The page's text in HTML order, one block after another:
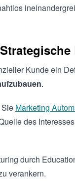
Kunde ein
.
Sie Marketing
des
durch
verankern.